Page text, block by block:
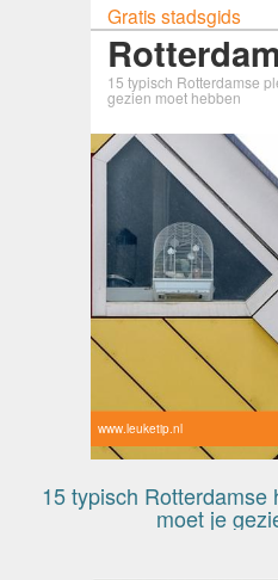
Gratis stadsgids
Rotterdam
15 typisch Rotterdamse
gezien moet hebben
www.leuketip.nl
15 typisch
moet je